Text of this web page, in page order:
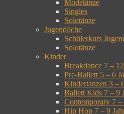
Modetänze
Singles
Solotänze
Jugendliche
Schülerkurs
Solotänze
Kinder
Breakdance 7 –
Pre-Ballett 5 – 6
Kindertanzen 3 –
Ballett Kids 7 – 9
Contemporary 7 –
Hip Hop 7 – 9